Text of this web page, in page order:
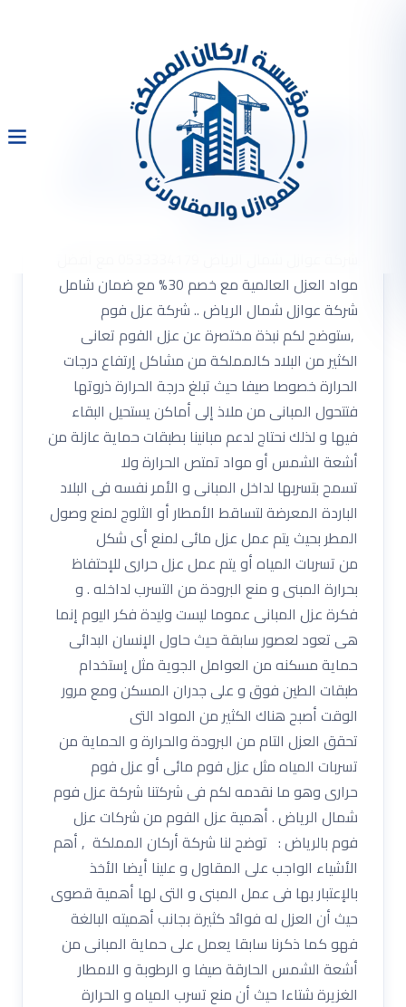
شركة عوازل شمال الرياض
0533334179 مع أفضل مواد
مع ضمان شامل
مواد العزل العالمية مع خصم 30% مع ضمان شامل
شركة عوازل شمال الرياض .. شركة عزل فوم
,ستوضح لكم نبذة مختصرة عن عزل الفوم تعانى
الكثير من البلاد كالمملكة من مشاكل إرتفاع درجات
الحرارة خصوصا صيفا حيث تبلغ درجة الحرارة ذروتها
فتتحول المبانى من ملاذ إلى أماكن يستحيل البقاء
فيها و لذلك نحتاج لدعم مبانينا بطبقات حماية عازلة من
أشعة الشمس أو مواد تمتص الحرارة ولا
تسمح بتسربها لداخل المبانى و الأمر نفسه فى البلاد
الباردة المعرضة لتساقط الأمطار أو الثلوج لمنع وصول
المطر بحيث يتم عمل عزل مائى لمنع أى شكل
من تسربات المياه أو يتم عمل عزل حرارى للإحتفاظ
بحرارة المبنى و منع البرودة من التسرب لداخله . و
فكرة عزل المبانى عموما ليست وليدة فكر اليوم إنما
هى تعود لعصور سابقة حيث حاول الإنسان البدائى
حماية مسكنه من العوامل الجوية مثل إستخدام
طبقات الطين فوق و على جدران المسكن ومع مرور
الوقت أصبح هناك الكثير من المواد التى
تحقق العزل التام من البرودة والحرارة و الحماية من
تسربات المياه مثل عزل فوم مائى أو عزل فوم
حرارى وهو ما نقدمه لكم فى شركتنا شركة عزل فوم
شمال الرياض . أهمية عزل الفوم من شركات عزل
فوم بالرياض : توضح لنا شركة أركان المملكة , أهم
الأشياء الواجب على المقاول و علينا أيضا الأخذ
بالإعتبار بها فى عمل المبنى و التى لها أهمية قصوى
حيث أن العزل له فوائد كثيرة بجانب أهميته البالغة
فهو كما ذكرنا سابقا يعمل على حماية المبانى من
أشعة الشمس الحارقة صيفا و الرطوبة و الامطار
الغزيرة شتاءا حيث أن منع تسرب المياه و الحرارة